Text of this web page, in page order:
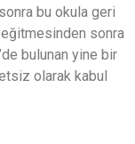
bu okula geri
sonra
bulunan yine bir
olarak kabul